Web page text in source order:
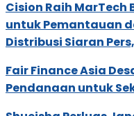
Cision Raih
untuk Pemantauan
Distribusi Siaran
Fair Finance Asia
Pendanaan untuk